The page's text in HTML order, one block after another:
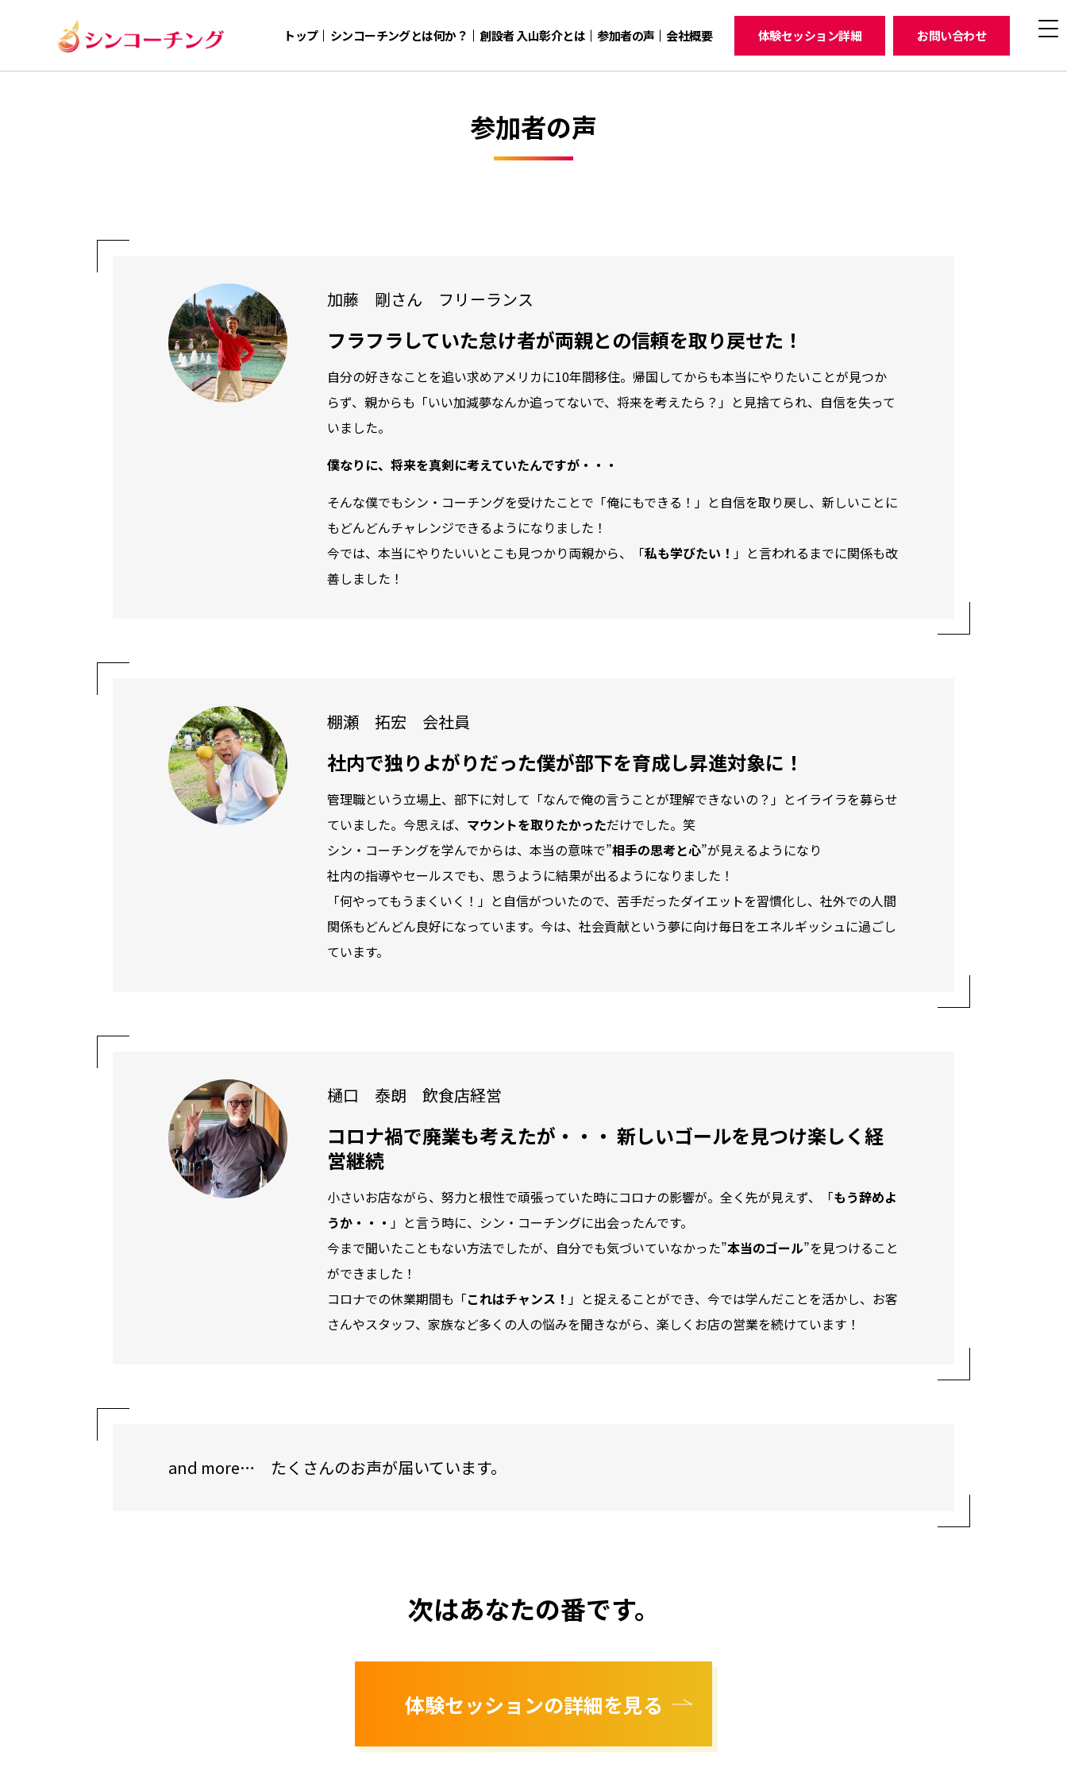
トップ シンコーチングとは何か？ 創設者 入山彰介とは 参加者の声 会社概要 体験セッション詳細 お問い合わせ
参加者の声
加藤 剛さん フリーランス
フラフラしていた怠け者が両親との信頼を取り戻せた！
自分の好きなことを追い求めアメリカに10年間移住。帰国してからも本当にやりたいことが見つか
らず、親からも「いい加減夢なんか追ってないで、将来を考えたら？」と見捨てられ、自信を失って
いました。
僕なりに、将来を真剣に考えていたんですが・・・
そんな僕でもシン・コーチングを受けたことで「俺にもできる！」と自信を取り戻し、新しいことに
もどんどんチャレンジできるようになりました！
今では、本当にやりたいいとこも見つかり両親から、「私も学びたい！ 」と言われるまでに関係も改
善しました！
棚瀬 拓宏 会社員
社内で独りよがりだった僕が部下を育成し昇進対象に！
管理職という立場上、部下に対して「なんで俺の言うことが理解できないの？」とイライラを募らせ
ていました。今思えば、 マウントを取りたかっただけでした。笑
シン・コーチングを学んでからは、本当の意味で”相手の思考と心”が見えるようになり
社内の指導やセールスでも、思うように結果が出るようになりました！
「何やってもうまくいく！」と自信がついたので、苦手だったダイエットを習慣化し、社外での人間
関係もどんどん良好になっています。今は、社会貢献という夢に向け毎日をエネルギッシュに過ごし
ています。
樋口 泰朗 飲食店経営
コロナ禍で廃業も考えたが・・・ 新しいゴールを見つけ楽しく経
営継続
小さいお店ながら、努力と根性で頑張っていた時にコロナの影響が。全く先が見えず、「もう辞めよ
うか・・・ 」と言う時に、シン・コーチングに出会ったんです。
今まで聞いたこともない方法でしたが、自分でも気づいていなかった”本当のゴール”を見つけること
ができました！
コロナでの休業期間も「これはチャンス！ 」と捉えることができ、今では学んだことを活かし、お客
さんやスタッフ、家族など多くの人の悩みを聞きながら、楽しくお店の営業を続けています！
and more… たくさんのお声が届いています。
次はあなたの番です。
体験セッションの詳細を見る